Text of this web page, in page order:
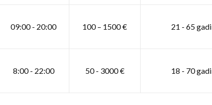
09:00 - 20:00 100 – 1500 € 21 - 65 gadi
8:00 - 22:00 50 - 3000 € 18 - 70 gadi